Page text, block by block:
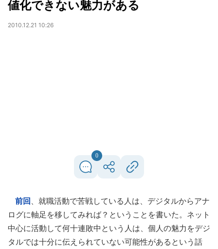
値化できない魅力がある
2010.12.21 10:26
0
前回 、就職活動で苦戦している人は、デジタルからアナ
ログに軸足を移してみれば？ということを書いた。ネット
中心に活動して何十連敗中という人は、個人の魅力をデジ
タルでは十分に伝えられていない可能性があるという話